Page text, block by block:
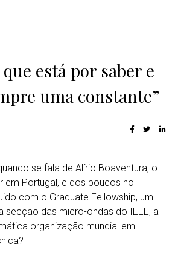
está por saber e
uma constante”
se fala de Alírio Boaventura, o
em Portugal, e dos poucos no
com o Graduate Fellowship, um
secção das micro-ondas do IEEE, a
organização mundial em